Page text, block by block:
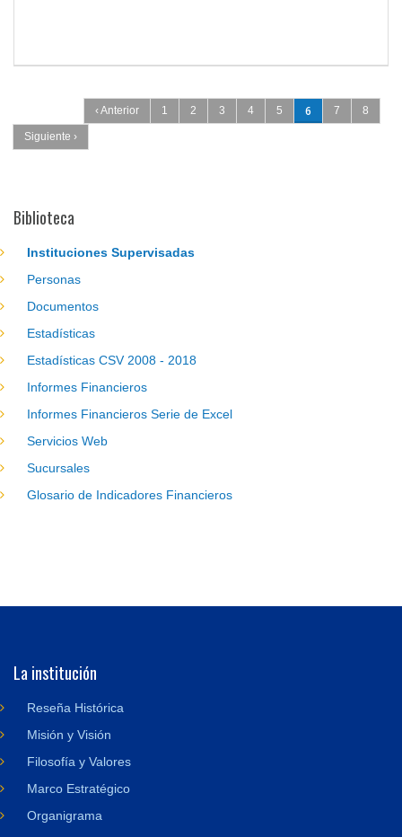
Páginas
‹ Anterior 1 2 3 4 5 6 7 8
Siguiente ›
Biblioteca
Instituciones Supervisadas
Personas
Documentos
Estadísticas
Estadísticas CSV 2008 - 2018
Informes Financieros
Informes Financieros Serie de Excel
Servicios Web
Sucursales
Glosario de Indicadores Financieros
La institución
Reseña Histórica
Misión y Visión
Filosofía y Valores
Marco Estratégico
Organigrama